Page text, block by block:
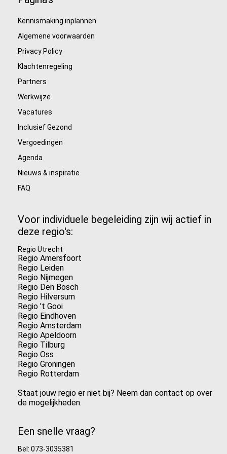
Kennismaking inplannen
Algemene voorwaarden
Privacy Policy
Klachtenregeling
Partners
Werkwijze
Vacatures
Inclusief Gezond
Vergoedingen
Agenda
Nieuws & inspiratie
FAQ
Voor individuele begeleiding zijn wij actief in
deze regio's:
Regio Utrecht
Regio Amersfoort
Regio Leiden
Regio Nijmegen
Regio Den Bosch
Regio Hilversum
Regio 't Gooi
Regio Eindhoven
Regio Amsterdam
Regio Apeldoorn
Regio Tilburg
Regio Oss
Regio Groningen
Regio Rotterdam
Staat jouw regio er niet bij? Neem dan contact op over
de mogelijkheden.
Een snelle vraag?
Bel: 073-3035381